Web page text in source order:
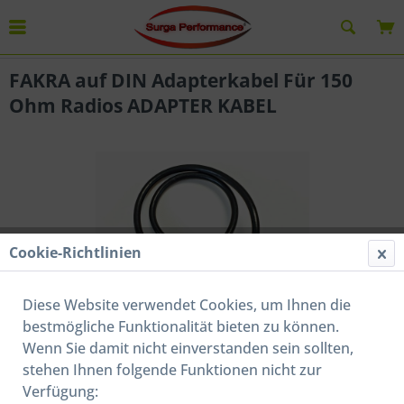
FAKRA / Doppel-FAKRA
FAKRA auf DIN Adapterkabel Für 150
Ohm Radios ADAPTER KABEL
10,00 € *
Cookie-Richtlinien
Diese Website verwendet Cookies, um Ihnen die
bestmögliche Funktionalität bieten zu können.
Wenn Sie damit nicht einverstanden sein sollten,
stehen Ihnen folgende Funktionen nicht zur
Verfügung: